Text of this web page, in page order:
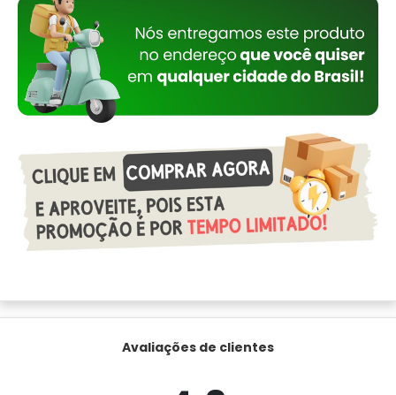
Avaliações de clientes